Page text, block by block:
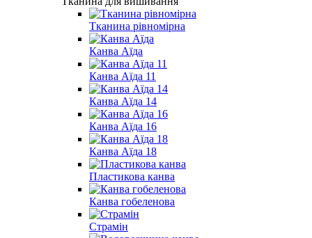
Тканина рівномірна
Канва Аїда
Канва Аїда 11
Канва Аїда 14
Канва Аїда 16
Канва Аїда 18
Пластикова канва
Канва гобеленова
Страмін